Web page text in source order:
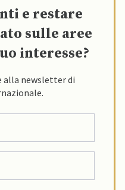
e restare
sulle aree
interesse?
newsletter di